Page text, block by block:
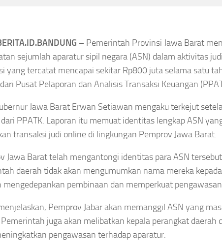
– Pemerintah Provinsi Jawa Barat
sejumlah aparatur sipil negara (ASN) dalam aktivitas
yang tercatat mencapai sekitar Rp800 juta selama satu
Pusat Pelaporan dan Analisis Transaksi Keuangan
Jawa Barat Erwan Setiawan mengaku terkejut
PPATK. Laporan itu memuat identitas lengkap ASN
transaksi judi online di lingkungan Pemprov Jawa Barat.
Jawa Barat telah mengantongi identitas para ASN
daerah tidak akan mengumumkan nama mereka
mengedepankan pembinaan dan memperkuat
Pemprov Jabar akan memanggil ASN yang
Pemerintah juga akan melibatkan kepala perangkat daerah
pengawasan terhadap aparatur.
Penuh Perkuat
Peringatan
Banjir
Dipasang
Agustus 5, 2026
Terbit,Bagaimana
Nasib PPPK di Kota
Sungai Penuh
SUNGAI
PENUH
Pengadilan
Agama
DAERAH
Heboh Honor
Pegawai
Syara’ dan